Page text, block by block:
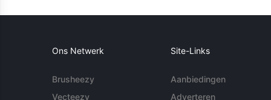
Ons Netwerk
Brusheezy
Vecteezy
Site-Links
Aanbiedingen
Adverteren